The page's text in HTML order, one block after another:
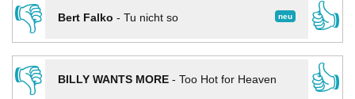
👎
neu
Bert Falko - Tu nicht so
👍
👎
BILLY WANTS MORE- Too Hot for Heaven
👍